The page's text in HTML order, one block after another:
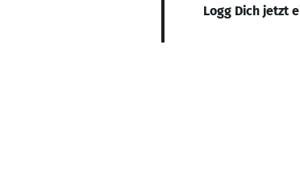
Logg Dich jetzt